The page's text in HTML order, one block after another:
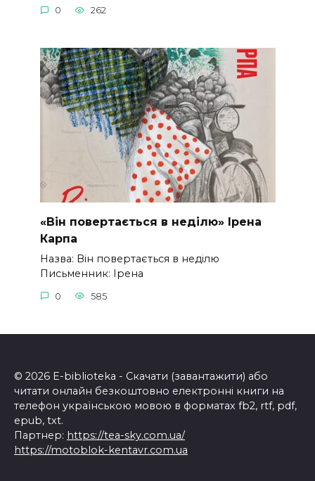
0 262
«Він повертається в неділю» Ірена
Карпа
Назва: Він повертається в неділю
Письменник: Ірена
0 585
© 2026 E-biblioteka - Скачати (завантажити) або
читати онлайн безкоштовно електронні книги на
телефон українською мовою в форматах fb2, rtf, pdf,
epub, txt.
Партнер: https://tea-sky.com.ua/
https://motoblok-kentavr.com.ua